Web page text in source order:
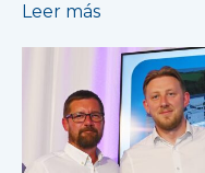
Leer más